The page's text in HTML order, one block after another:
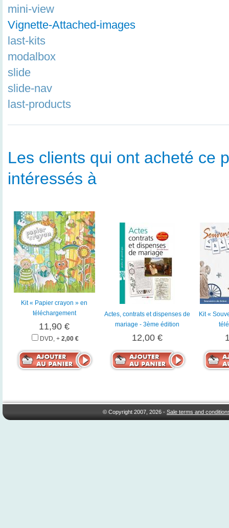
mini-view
Vignette-Attached-images
last-kits
modalbox
slide
slide-nav
last-products
Les clients qui ont acheté ce
intéressés à
Kit « Papier crayon » en
téléchargement
11,90 €
DVD, + 2,00 €
Actes, contrats et dispenses de
mariage - 3ème édition
12,00 €
Kit «
© Copyright 2007, 2026 -Sale terms and